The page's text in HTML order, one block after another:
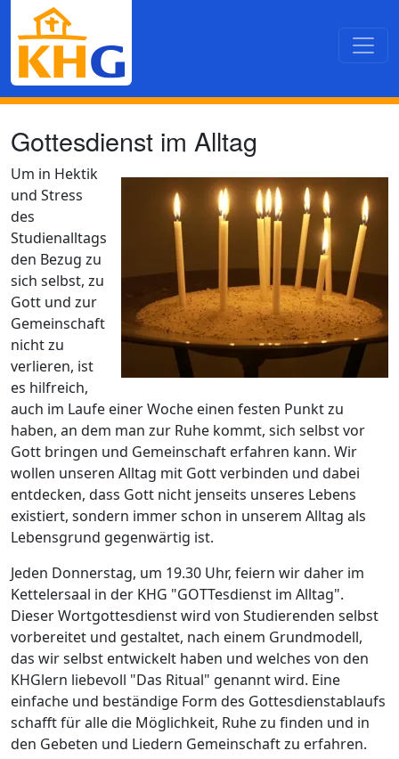
Direkt zum Inhalt
Gottesdienst im Alltag
Um in Hektik
und Stress
des
Studienalltags
den Bezug zu
sich selbst, zu
Gott und zur
Gemeinschaft
nicht zu
verlieren, ist
es hilfreich,
auch im Laufe einer Woche einen festen Punkt zu
haben, an dem man zur Ruhe kommt, sich selbst vor
Gott bringen und Gemeinschaft erfahren kann. Wir
wollen unseren Alltag mit Gott verbinden und dabei
entdecken, dass Gott nicht jenseits unseres Lebens
existiert, sondern immer schon in unserem Alltag als
Lebensgrund gegenwärtig ist.
Jeden Donnerstag, um 19.30 Uhr, feiern wir daher im
Kettelersaal in der KHG "GOTTesdienst im Alltag".
Dieser Wortgottesdienst wird von Studierenden selbst
vorbereitet und gestaltet, nach einem Grundmodell,
das wir selbst entwickelt haben und welches von den
KHGlern liebevoll "Das Ritual" genannt wird. Eine
einfache und beständige Form des Gottesdienstablaufs
schafft für alle die Möglichkeit, Ruhe zu finden und in
den Gebeten und Liedern Gemeinschaft zu erfahren.